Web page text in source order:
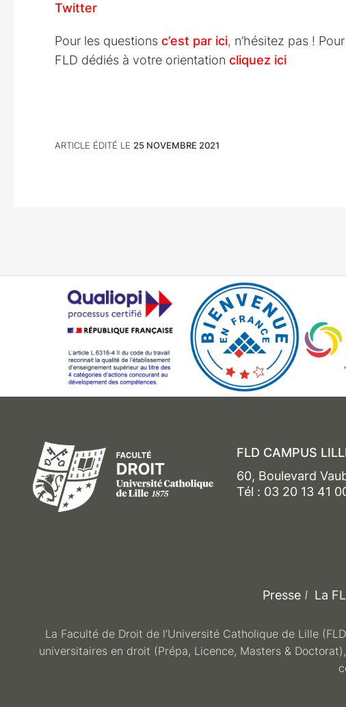
Twitter
Pour les questions c’est par ici, n’hésitez pas !
FLD dédiés à votre orientation cliquez ici
ARTICLE ÉDITÉ LE 25 NOVEMBRE 2021
FLD CAMPUS
60, Boulevard
Tél : 03 20 13 41
Presse La
La Faculté de Droit de l’Université Catholique de Lille
universitaires en droit (Prépa, Licence, Masters &